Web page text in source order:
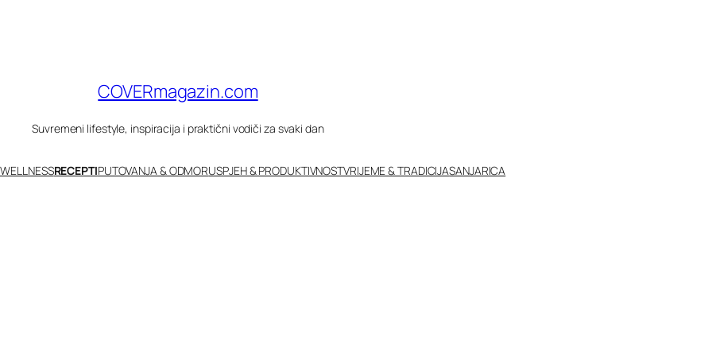
COVERmagazin.com
Suvremeni lifestyle, inspiracija i praktični vodiči za svaki dan
RECEPTIPUTOVANJA & ODMORUSPJEH & PRODUKTIVNOSTVRIJEME & TRADICIJASANJARICA